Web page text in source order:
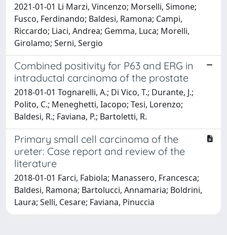
2021-01-01 Li Marzi, Vincenzo; Morselli, Simone;
Fusco, Ferdinando; Baldesi, Ramona; Campi,
Riccardo; Liaci, Andrea; Gemma, Luca; Morelli,
Girolamo; Serni, Sergio
Combined positivity for P63 and ERG in
intraductal carcinoma of the prostate
2018-01-01 Tognarelli, A.; Di Vico, T.; Durante, J.;
Polito, C.; Meneghetti, Iacopo; Tesi, Lorenzo;
Baldesi, R.; Faviana, P.; Bartoletti, R.
Primary small cell carcinoma of the
ureter: Case report and review of the
literature
2018-01-01 Farci, Fabiola; Manassero, Francesca;
Baldesi, Ramona; Bartolucci, Annamaria; Boldrini,
Laura; Selli, Cesare; Faviana, Pinuccia